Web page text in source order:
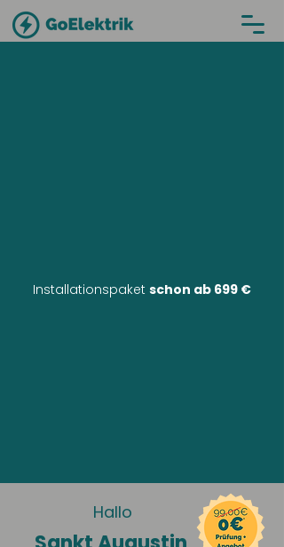
Installationspaket schon ab 699 €
Hallo